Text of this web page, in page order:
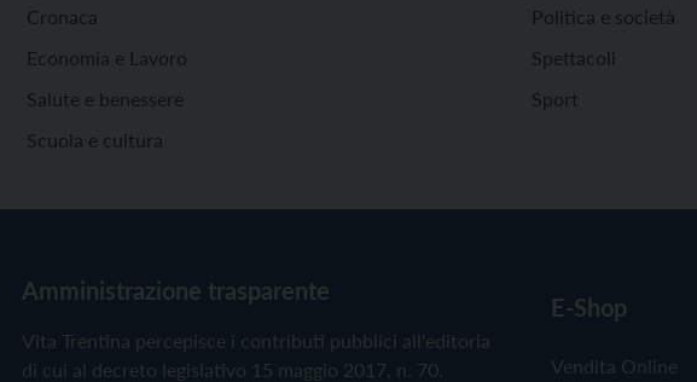
Cronaca
Economia e Lavoro
Salute e benessere
Scuola e cultura
Politica e società
Spettacoli
Sport
Amministrazione trasparente
Vita Trentina percepisce i contributi pubblici all'editoria
di cui al decreto legislativo 15 maggio 2017, n. 70.
E-Shop
Vendita Online